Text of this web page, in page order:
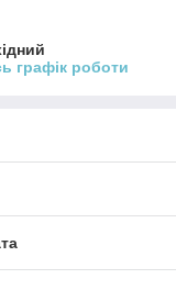
графік роботи